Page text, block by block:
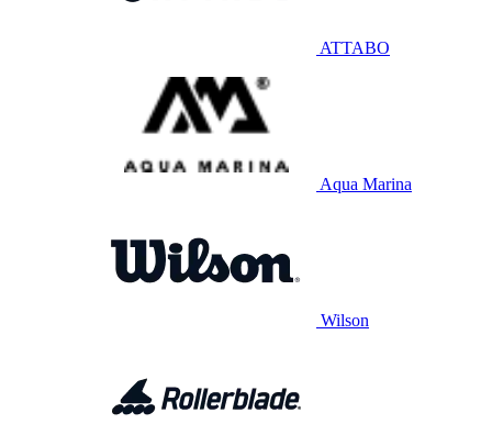
ATTABO
Aqua Marina
Wilson